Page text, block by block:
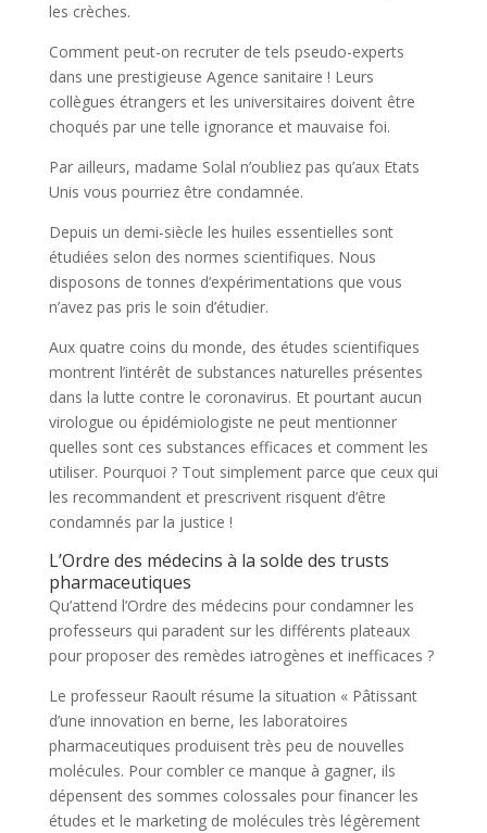
les crèches.
Comment peut-on recruter de tels pseudo-experts
dans une prestigieuse Agence sanitaire ! Leurs
collègues étrangers et les universitaires doivent être
choqués par une telle ignorance et mauvaise foi.
Par ailleurs, madame Solal n’oubliez pas qu’aux Etats
Unis vous pourriez être condamnée.
Depuis un demi-siècle les huiles essentielles sont
étudiées selon des normes scientifiques. Nous
disposons de tonnes d’expérimentations que vous
n’avez pas pris le soin d’étudier.
Aux quatre coins du monde, des études scientifiques
montrent l’intérêt de substances naturelles présentes
dans la lutte contre le coronavirus. Et pourtant aucun
virologue ou épidémiologiste ne peut mentionner
quelles sont ces substances efficaces et comment les
utiliser. Pourquoi ? Tout simplement parce que ceux qui
les recommandent et prescrivent risquent d’être
condamnés par la justice !
L’Ordre des médecins à la solde des trusts
pharmaceutiques
Qu’attend l’Ordre des médecins pour condamner les
professeurs qui paradent sur les différents plateaux
pour proposer des remèdes iatrogènes et inefficaces ?
Le professeur Raoult résume la situation « Pâtissant
d’une innovation en berne, les laboratoires
pharmaceutiques produisent très peu de nouvelles
molécules. Pour combler ce manque à gagner, ils
dépensent des sommes colossales pour financer les
études et le marketing de molécules très légèrement